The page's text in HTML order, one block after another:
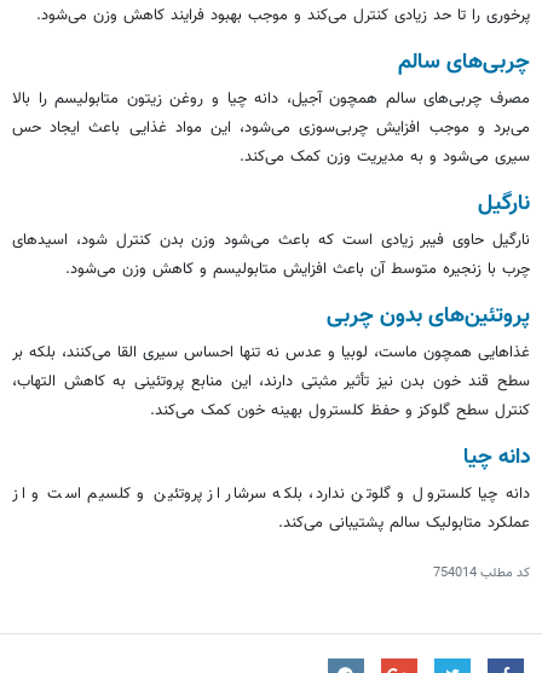
پرخوری را تا حد زیادی کنترل می‌کند و موجب بهبود فرایند کاهش وزن می‎‌شود.
چربی‌های سالم
مصرف چربی‌های سالم همچون آجیل، دانهچیا و روغن زیتون متابولیسم را بالا
می‌برد و موجب افزایش چربی‌سوزی می‏‌شود، این مواد غذایی باعث ایجاد حس
سیری می‏‌شود و به مدیریت وزن کمک می‌کند.
نارگیل
نارگیل حاوی فیبر زیادی است که باعث می‌‏شود وزن بدن کنترل شود، اسیدهای
چرب با زنجیره متوسط آن باعث افزایش متابولیسم و کاهش وزن می‌شود.
پروتئین‌های بدون چربی
غذاهایی همچون ماست، لوبیا و عدس نه تنها احساس سیری القا می‌کنند، بلکه بر
سطح قند خون بدن نیز تأثیر مثبتی دارند، این منابع پروتئینی به کاهش التهاب،
کنترل سطح گلوکز و حفظ کلسترول بهینه خون کمک می‌کند.
دانهچیا
دانهچیا کلسترول و گلوتن ندارد، بلکه سرشار از پروتئین و کلسیم است و از
عملکرد متابولیک سالم پشتیبانی می‌کند.
کد مطلب754014